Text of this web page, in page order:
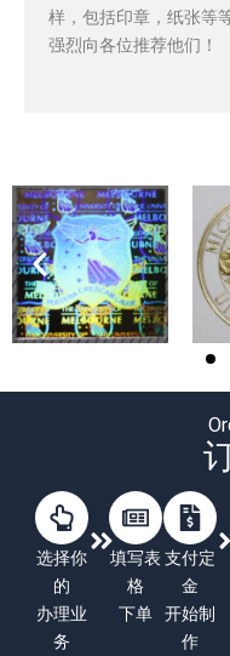
样，包括印章，纸张等
强烈向各位推荐他们！
选择你
的
办理业
务
填写表
格
下单
支付定
金
开始制
作